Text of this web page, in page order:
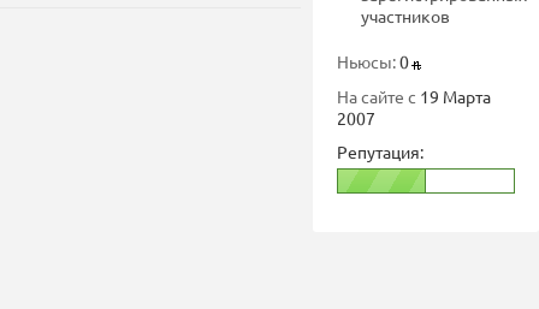
участников
Ньюсы:0
На сайте с 19 Марта
2007
Репутация: